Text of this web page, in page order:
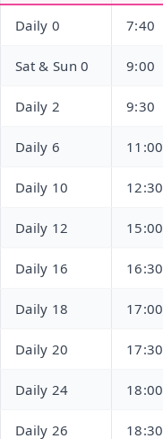
Daily 0 7:40
Sat & Sun 0 9:00
Daily 2 9:30
Daily 6 11:00
Daily 10 12:30
Daily 12 15:00
Daily 16 16:30
Daily 18 17:00
Daily 20 17:30
Daily 24 18:00
Daily 26 18:30